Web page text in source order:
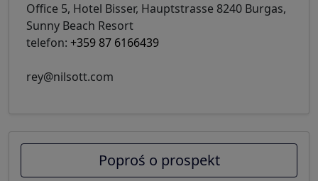
Office 5, Hotel Bisser, Hauptstrasse 8240 Burgas,
Sunny Beach Resort
telefon: +359 87 6166439
rey@nilsott.com
Poproś o prospekt